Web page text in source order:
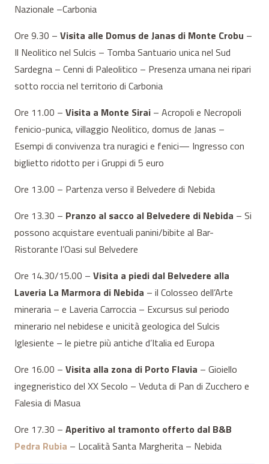
Nazionale –Carbonia
Ore 9.30 – Visita alle Domus de Janas di Monte Crobu –
Il Neolitico nel Sulcis – Tomba Santuario unica nel Sud
Sardegna – Cenni di Paleolitico – Presenza umana nei ripari
sotto roccia nel territorio di Carbonia
Ore 11.00 – Visita a Monte Sirai – Acropoli e Necropoli
fenicio-punica, villaggio Neolitico, domus de Janas –
Esempi di convivenza tra nuragici e fenici— Ingresso con
biglietto ridotto per i Gruppi di 5 euro
Ore 13.00 – Partenza verso il Belvedere di Nebida
Ore 13.30 – Pranzo al sacco al Belvedere di Nebida – Si
possono acquistare eventuali panini/bibite al Bar-
Ristorante l’Oasi sul Belvedere
Ore 14.30/15.00 – Visita a piedi dal Belvedere alla
Laveria La Marmora di Nebida – il Colosseo dell’Arte
mineraria – e Laveria Carroccia – Excursus sul periodo
minerario nel nebidese e unicità geologica del Sulcis
Iglesiente – le pietre più antiche d’Italia ed Europa
Ore 16.00 – Visita alla zona di Porto Flavia – Gioiello
ingegneristico del XX Secolo – Veduta di Pan di Zucchero e
Falesia di Masua
Ore 17.30 – Aperitivo al tramonto offerto dal B&B
Pedra Rubia – Località Santa Margherita – Nebida